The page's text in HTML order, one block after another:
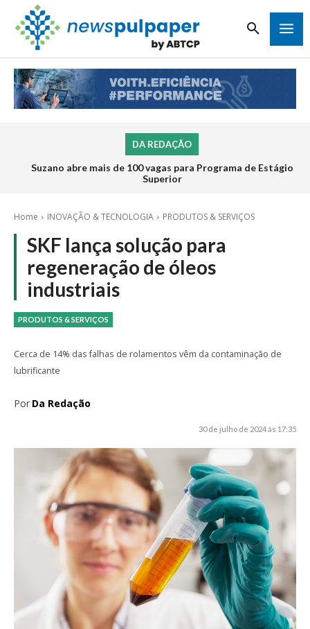
DA REDAÇÃO
Suzano abre mais de 100 vagas para Programa de Estágio
Superior
Home INOVAÇÃO & TECNOLOGIA PRODUTOS & SERVIÇOS
SKF lança solução para
regeneração de óleos
industriais
PRODUTOS & SERVIÇOS
Cerca de 14% das falhas de rolamentos vêm da contaminação de
lubrificante
Por Da Redação
30 de julho de 2024 às 17:35